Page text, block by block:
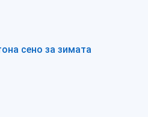
сено за зимата